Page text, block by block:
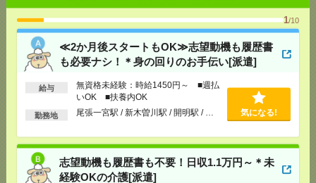
1/10
≪2か月後スタートもOK≫志望動機も履歴書
も必要ナシ！＊身の回りのお手伝い[派遣]
給与
無資格未経験：時給1450円～ ■週払
いOK ■扶養内OK
勤務地 尾張一宮駅 / 新木曽川駅 / 開明駅 / … 気になる!
志望動機も履歴書も不要！日収1.1万円～＊未
経験OKの介護[派遣]
応募ページへ
気になる！
メールで送る LINEで送る